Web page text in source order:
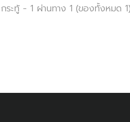
ระทู้ - 1 ผ่านทาง 1 (ของทั้งหมด